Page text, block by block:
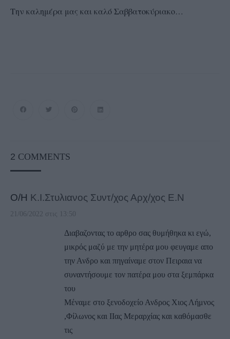
Την καλημέρα μας και καλό Σαββατοκύριακο…
2 COMMENTS
Ο/Η Κ.Ι.Στυλιανος Συντ/χος Αρχ/χος Ε.Ν
21/06/2022 στις 13:50
Διαβαζοντας το αρθρο σας θυμήθηκα κι εγώ,
μικρός μαζύ με την μητέρα μου φευγαμε απο
την Ανδρο και πηγαίναμε στον Πειραια να
συναντήσουμε τον πατέρα μου στα ξεμπάρκα
του
Μέναμε στο ξενοδοχείο Ανδρος Χιος Λήμνος
,Φίλωνος και ΙΙας Μεραρχίας και καθόμασθε
τις